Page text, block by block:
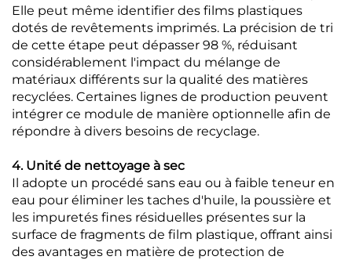
Elle peut même identifier des films plastiques
dotés de revêtements imprimés. La précision de tri
de cette étape peut dépasser 98 %, réduisant
considérablement l'impact du mélange de
matériaux différents sur la qualité des matières
recyclées. Certaines lignes de production peuvent
intégrer ce module de manière optionnelle afin de
répondre à divers besoins de recyclage.
4. Unité de nettoyage à sec
Il adopte un procédé sans eau ou à faible teneur en
eau pour éliminer les taches d'huile, la poussière et
les impuretés fines résiduelles présentes sur la
surface de fragments de film plastique, offrant ainsi
des avantages en matière de protection de